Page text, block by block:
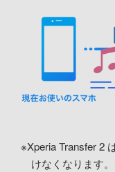
※Xperia Transfer 2
けなくなります